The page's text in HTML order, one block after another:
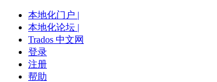
本地化门户 |
本地化论坛 |
Trados 中文网
登录
注册
帮助